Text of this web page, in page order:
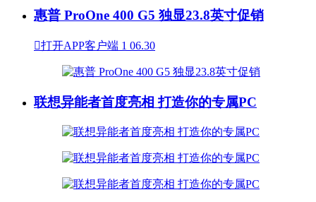
惠普 ProOne 400 G5 独显23.8英寸促销
打开APP客户端 1 06.30
联想异能者首度亮相 打造你的专属PC